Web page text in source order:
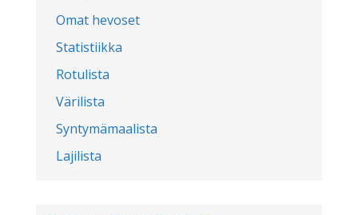
Omat hevoset
Statistiikka
Rotulista
Värilista
Syntymämaalista
Lajilista